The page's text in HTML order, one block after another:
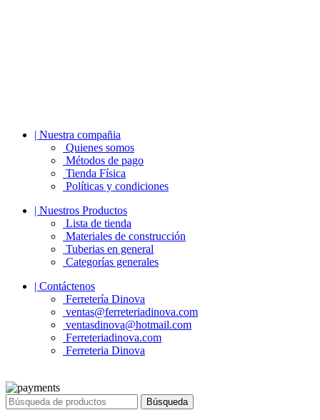
| Nuestra compañia
Quienes somos
Métodos de pago
Tienda Física
Políticas y condiciones
| Nuestros Productos
Lista de tienda
Materiales de construcción
Tuberias en general
Categorías generales
| Contáctenos
Ferretería Dinova
ventas@ferreteriadinova.com
ventasdinova@hotmail.com
Ferreteriadinova.com
Ferreteria Dinova
Búsqueda